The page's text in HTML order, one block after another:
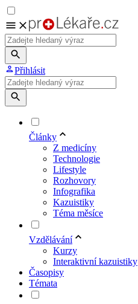
Přihlásit
Články
Z medicíny
Technologie
Lifestyle
Rozhovory
Infografika
Kazuistiky
Téma měsíce
Vzdělávání
Kurzy
Interaktivní kazuistiky
Časopisy
Témata